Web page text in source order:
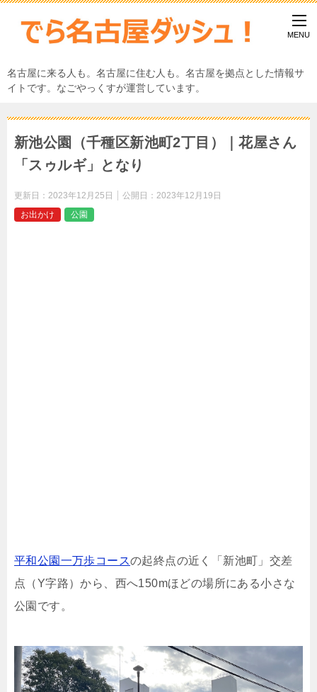
名古屋に来る人も。名古屋に住む人も。名古屋を拠点とした情報サ
イトです。なごやっくすが運営しています。
新池公園（千種区新池町2丁目）｜花屋さん
「スゥルギ」となり
更新日： 2023年12月25日 公開日： 2023年12月19日
お出かけ
公園
平和公園一万歩コースの起終点の近く「新池町」交差
点（Y字路）から、西へ150mほどの場所にある小さな
公園です。